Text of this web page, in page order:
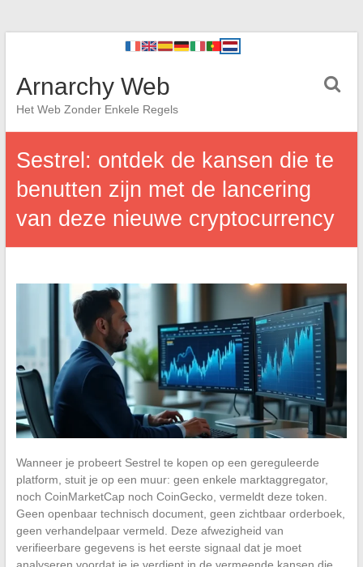
Arnarchy Web
Het Web Zonder Enkele Regels
Sestrel: ontdek de kansen die te
benutten zijn met de lancering
van deze nieuwe cryptocurrency
Wanneer je probeert Sestrel te kopen op een gereguleerde
platform, stuit je op een muur: geen enkele marktaggregator,
noch CoinMarketCap noch CoinGecko, vermeldt deze token.
Geen openbaar technisch document, geen zichtbaar orderboek,
geen verhandelpaar vermeld. Deze afwezigheid van
verifieerbare gegevens is het eerste signaal dat je moet